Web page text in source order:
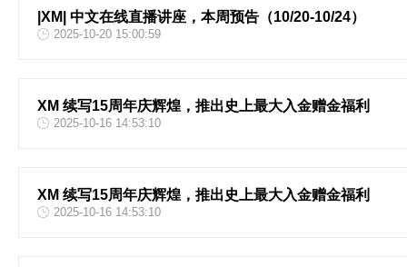
|XM| 中文在线直播讲座，本周预告（10/20-10/24）
2025-10-20 15:00:59
XM 续写15周年庆辉煌，推出史上最大入金赠金福利
2025-10-16 14:53:10
XM 续写15周年庆辉煌，推出史上最大入金赠金福利
2025-10-16 14:53:10